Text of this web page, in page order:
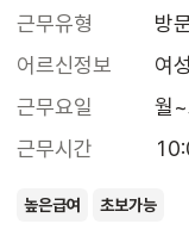
근무유형
방
어르신정보
여성
근무요일
월
근무시간
높은급여 초보가능